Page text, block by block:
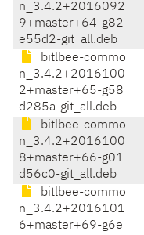
n_3.4.2+2016092
9+master+64-g82
e55d2-git_all.deb
bitlbee-commo
n_3.4.2+2016100
2+master+65-g58
d285a-git_all.deb
bitlbee-commo
n_3.4.2+2016100
8+master+66-g01
d56c0-git_all.deb
bitlbee-commo
n_3.4.2+2016101
6+master+69-g6e